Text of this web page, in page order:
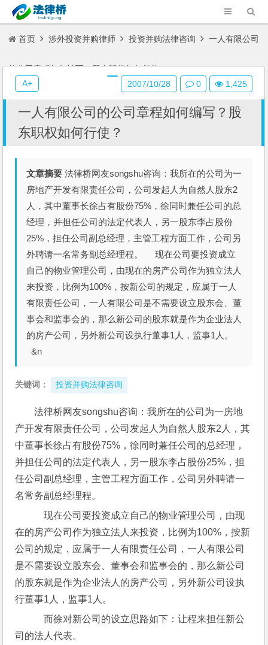
首页 涉外投资并购律师 投资并购法律咨询 一人有限公司
的公司章程如何编写？股东职权如何行使？
一人有限公司的公司章程如何编写？股
东职权如何行使？
文章摘要 法律桥网友songshu咨询：我所在的公司为一
房地产开发有限责任公司，公司发起人为自然人股东2
人，其中董事长徐占有股份75%，徐同时兼任公司的总
经理，并担任公司的法定代表人，另一股东李占股份
25%，担任公司副总经理，主管工程方面工作，公司另
外聘请一名常务副总经理程。 现在公司要投资成立
自己的物业管理公司，由现在的房产公司作为独立法人
来投资，比例为100%，按新公司的规定，应属于一人
有限责任公司，一人有限公司是不需要设立股东会、董
事会和监事会的，那么新公司的股东就是作为企业法人
的房产公司，另外新公司设执行董事1人，监事1人。
&n
关键词： 投资并购法律咨询
法律桥网友songshu咨询：我所在的公司为一房地
产开发有限责任公司，公司发起人为自然人股东2人，其
中董事长徐占有股份75%，徐同时兼任公司的总经理，
并担任公司的法定代表人，另一股东李占股份25%，担
任公司副总经理，主管工程方面工作，公司另外聘请一
名常务副总经理程。
现在公司要投资成立自己的物业管理公司，由现
在的房产公司作为独立法人来投资，比例为100%，按新
公司的规定，应属于一人有限责任公司，一人有限公司
是不需要设立股东会、董事会和监事会的，那么新公司
的股东就是作为企业法人的房产公司，另外新公司设执
行董事1人，监事1人。
而徐对新公司的设立思路如下：让程来担任新公
司的法人代表。
2007/10/28 0 1,425
A+